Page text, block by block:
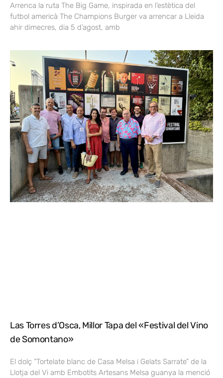
Arrenca la ruta The Big Game, inspirada en l’estètica del
futbol americà The Champions Burger va arrencar a Lleida
ahir dimecres, dia 5 d’agost, amb
Las Torres d’Osca, Millor Tapa del «Festival del Vino
de Somontano»
El dolç “Tortelate blanc de Casa Melsa i Gelats Sarrate” de la
Llotja del Vi amb Embotits Artesans Melsa guanya la menció